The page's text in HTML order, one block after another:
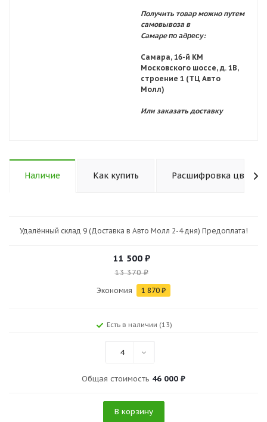
Получить товар можно путем
самовывоза в
Самарепо адресу:
Самара, 16-й КМ
Московского шоссе, д. 1В,
строение 1 (ТЦ Авто
Молл)
Или заказать доставку
Наличие Как купить Расшифровка цветов
Удалённый склад 9 (Доставка в Авто Молл 2-4 дня) Предоплата!
11 500₽
13 370₽
Экономия 1 870 ₽
Есть в наличии (13)
4
Общая стоимость 46 000 ₽
В корзину